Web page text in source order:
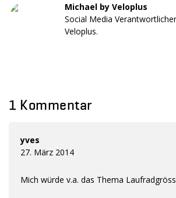
Michael by Veloplus
Social Media
Veloplus.
1 Kommentar
yves
27. März 2014
Mich würde v.a. das Thema